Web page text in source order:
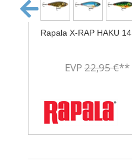
Rapala X-RAP HAKU 14
EVP22,95 €**